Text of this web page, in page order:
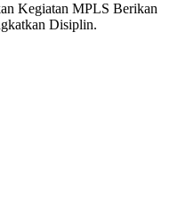
Kegiatan MPLS Berikan
Disiplin.